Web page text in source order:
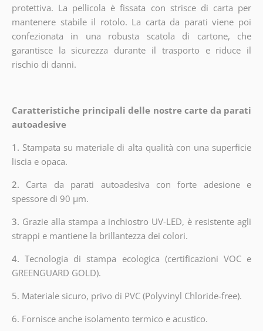
protettiva. La pellicola è fissata con strisce di carta per
mantenere stabile il rotolo. La carta da parati viene poi
confezionata in una robusta scatola di cartone, che
garantisce la sicurezza durante il trasporto e riduce il
rischio di danni.
Caratteristiche principali delle nostre carte da parati
autoadesive
1. Stampata su materiale di alta qualità con una superficie
liscia e opaca.
2. Carta da parati autoadesiva con forte adesione e
spessore di 90 µm.
3. Grazie alla stampa a inchiostro UV-LED, è resistente agli
strappi e mantiene la brillantezza dei colori.
4.Tecnologia di stampa ecologica (certificazioni VOC e
GREENGUARD GOLD).
5. Materiale sicuro, privo di PVC (Polyvinyl Chloride-free).
6. Fornisce anche isolamento termico e acustico.